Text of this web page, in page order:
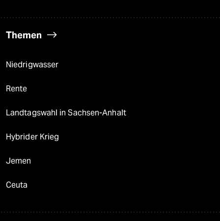
Themen
Niedrigwasser
Rente
Landtagswahl in Sachsen-Anhalt
Hybrider Krieg
Jemen
Ceuta